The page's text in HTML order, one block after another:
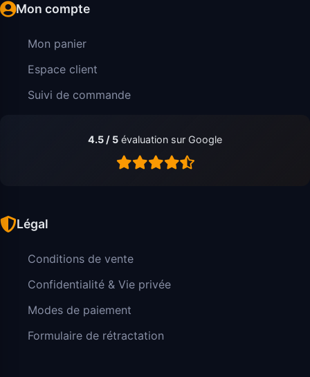
Mon compte
Mon panier
Espace client
Suivi de commande
4.5 / 5 évaluation sur Google
Légal
Conditions de vente
Confidentialité & Vie privée
Modes de paiement
Formulaire de rétractation